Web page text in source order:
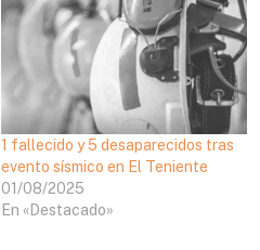
1 fallecido y 5 desaparecidos tras
evento sísmico en El Teniente
01/08/2025
En «Destacado»